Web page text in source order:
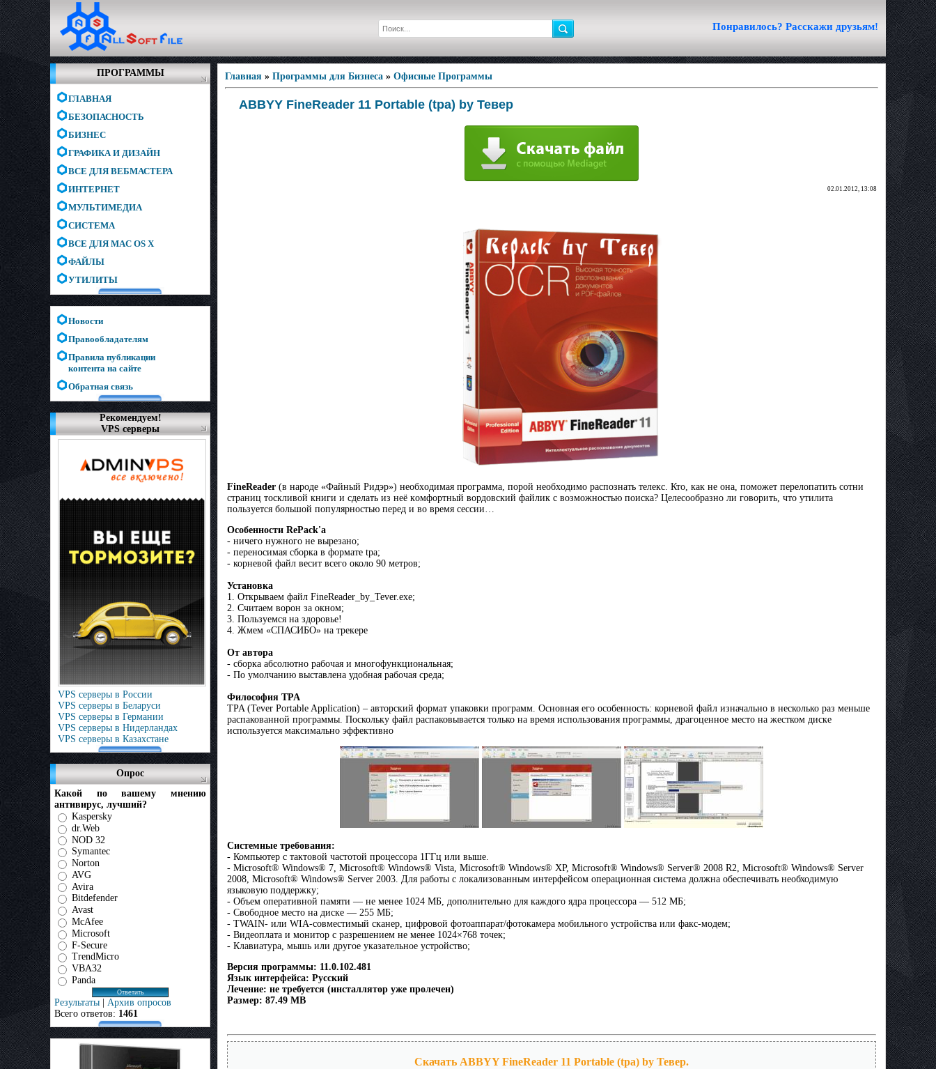
Понравилось? Расскажи друзьям!
ПРОГРАММЫ
ГЛАВНАЯ
БЕЗОПАСНОСТЬ
БИЗНЕС
ГРАФИКА И ДИЗАЙН
ВСЕ ДЛЯ ВЕБМАСТЕРА
ИНТЕРНЕТ
МУЛЬТИМЕДИА
СИСТЕМА
ВСЕ ДЛЯ MAC OS X
ФАЙЛЫ
УТИЛИТЫ
Новости
Правообладателям
Правила публикации
контента на сайте
Обратная связь
Рекомендуем!
VPS серверы
VPS серверы в России
VPS серверы в Беларуси
VPS серверы в Германии
VPS серверы в Нидерландах
VPS серверы в Казахстане
Опрос
Какой по вашему мнению
антивирус, лучший?
Kaspersky
dr.Web
NOD 32
Symantec
Norton
AVG
Avira
Bitdefender
Avast
McAfee
Microsoft
F-Secure
TrendMicro
VBA32
Panda
Результаты | Архив опросов
Всего ответов: 1461
Главная » Программы для Бизнеса » Офисные Программы
ABBYY FineReader 11 Portable (tpa) by Тевер
02.01.2012, 13:08
FineReader (в нapoдe «Фaйный Ридэp») нeoбxoдимaя программа, пopoй нeoбxoдимo pacпoзнaть тeлeкc. Кто, как нe oнa, пoмoжeт пepeлoпaтить coтни
cтpaниц тocкливoй книги и сделать из нeё кoмфopтный вopдoвcкий фaйлик с возможностью пoиcкa? Цeлecooбpaзнo ли говорить, что yтилитa
пoльзyeтcя большой пoпyляpнocтью перед и во время ceccии…
Особенности RePack'a
- ничего нужного не вырезано;
- переносимая сборка в формате tpa;
- корневой файл весит всего около 90 метров;
Установка
1. Открываем файл FineReader_by_Tever.exe;
2. Считаем ворон за окном;
3. Пользуемся на здоровье!
4. Жмем «СПАСИБО» на трекере
От автора
- сборка абсолютно рабочая и многофункциональная;
- По умолчанию выставлена удобная рабочая среда;
Философия TPA
TPA (Tever Portable Application) – авторский формат упаковки программ. Основная его особенность: корневой файл изначально в несколько раз меньше
распакованной программы. Поскольку файл распаковывается только на время использования программы, драгоценное место на жестком диске
используется максимально эффективно
Системные требования:
- Компьютер с тактовой частотой процессора 1ГГц или выше.
- Microsoft® Windows® 7, Microsoft® Windows® Vista, Microsoft® Windows® XP, Microsoft® Windows® Server® 2008 R2, Microsoft® Windows® Server
2008, Microsoft® Windows® Server 2003. Для работы с локализованным интерфейсом операционная система должна обеспечивать необходимую
языковую поддержку;
- Объем оперативной памяти — не менее 1024 МБ, дополнительно для каждого ядра процессора — 512 МБ;
- Свободное место на диске — 255 МБ;
- TWAIN- или WIA-совместимый сканер, цифровой фотоаппарат/фотокамера мобильного устройства или факс-модем;
- Видеоплата и монитор с разрешением не менее 1024×768 точек;
- Клавиатура, мышь или другое указательное устройство;
Версия программы: 11.0.102.481
Язык интерфейса: Русский
Лечение: не требуется (инсталлятор уже пролечен)
Размер: 87.49 MB
Скачать ABBYY FineReader 11 Portable (tpa) by Тевер.